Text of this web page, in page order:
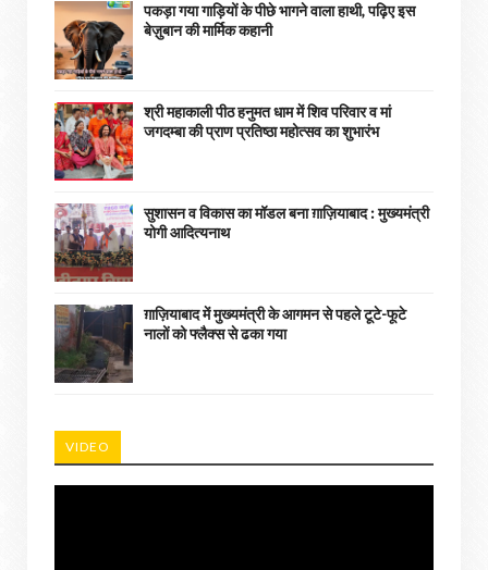
पकड़ा गया गाड़ियों के पीछे भागने वाला हाथी, पढ़िए इस
बेज़ुबान की मार्मिक कहानी
श्री महाकाली पीठ हनुमत धाम में शिव परिवार व मां
जगदम्बा की प्राण प्रतिष्ठा महोत्सव का शुभारंभ
सुशासन व विकास का मॉडल बना ग़ाज़ियाबाद : ​मुख्यमंत्री
योगी आदित्यनाथ
ग़ाज़ियाबाद में मुख्यमंत्री के आगमन से पहले टूटे-फूटे
नालों को फ्लैक्स से ढका गया
VIDEO